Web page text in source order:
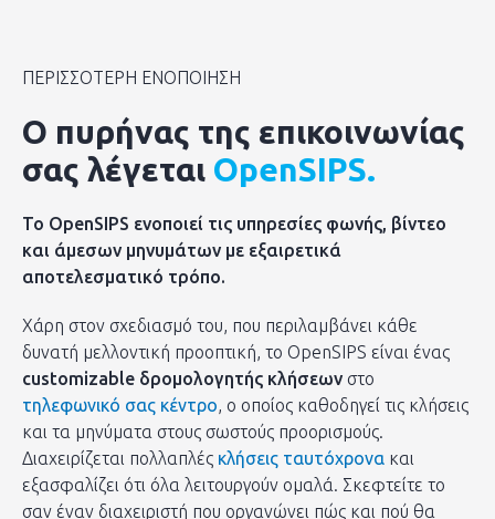
ΠΕΡΙΣΣΟΤΕΡΗ ΕΝΟΠΟΙΗΣΗ
Ο πυρήνας της επικοινωνίας
σας λέγεται OpenSIPS.
Το OpenSIPS ενοποιεί τις υπηρεσίες φωνής, βίντεο
και άμεσων μηνυμάτων με εξαιρετικά
αποτελεσματικό τρόπο.
Χάρη στον σχεδιασμό του, που περιλαμβάνει κάθε
δυνατή μελλοντική προοπτική, το OpenSIPS είναι ένας
customizable δρομολογητής κλήσεων στο
τηλεφωνικό σας κέντρο, ο οποίος καθοδηγεί τις κλήσεις
και τα μηνύματα στους σωστούς προορισμούς.
Διαχειρίζεται πολλαπλές κλήσεις ταυτόχρονα και
εξασφαλίζει ότι όλα λειτουργούν ομαλά. Σκεφτείτε το
σαν έναν διαχειριστή που οργανώνει πώς και πού θα